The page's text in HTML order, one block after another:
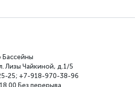
Бассейны
Лизы Чайкиной, д.1/5
25; +7-918-970-38-96
Без перерыва